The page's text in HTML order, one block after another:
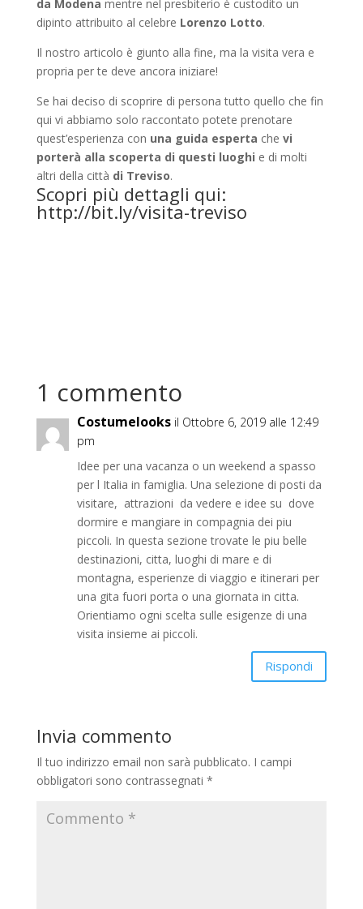
da Modena mentre nel presbiterio è custodito un
dipinto attribuito al celebre Lorenzo Lotto.
Il nostro articolo è giunto alla fine, ma la visita vera e
propria per te deve ancora iniziare!
Se hai deciso di scoprire di persona tutto quello che fin
qui vi abbiamo solo raccontato potete prenotare
quest’esperienza con una guida esperta che vi
porterà alla scoperta di questi luoghi e di molti
altri della città di Treviso.
Scopri più dettagli qui:
http://bit.ly/visita-treviso
1 commento
Costumelooks il Ottobre 6, 2019 alle 12:49
pm
Idee per una vacanza o un weekend a spasso
per l Italia in famiglia. Una selezione di posti da
visitare, attrazioni da vedere e idee su dove
dormire e mangiare in compagnia dei piu
piccoli. In questa sezione trovate le piu belle
destinazioni, citta, luoghi di mare e di
montagna, esperienze di viaggio e itinerari per
una gita fuori porta o una giornata in citta.
Orientiamo ogni scelta sulle esigenze di una
visita insieme ai piccoli.
Rispondi
Invia commento
Il tuo indirizzo email non sarà pubblicato. I campi
obbligatori sono contrassegnati *